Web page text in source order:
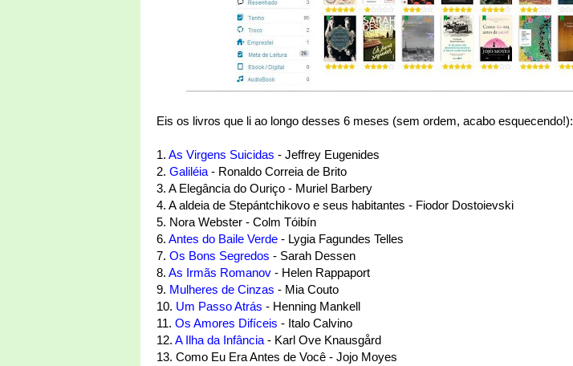
Eis os livros que li ao longo desses 6 meses (sem ordem, acabo esquecendo!):
1. As Virgens Suicidas - Jeffrey Eugenides
2. Galiléia - Ronaldo Correia de Brito
3. A Elegância do Ouriço - Muriel Barbery
4. A aldeia de Stepántchikovo e seus habitantes - Fiodor Dostoievski
5. Nora Webster - Colm Tóibín
6. Antes do Baile Verde - Lygia Fagundes Telles
7. Os Bons Segredos - Sarah Dessen
8. As Irmãs Romanov - Helen Rappaport
9. Mulheres de Cinzas - Mia Couto
10. Um Passo Atrás - Henning Mankell
11. Os Amores Difíceis - Italo Calvino
12. A Ilha da Infância - Karl Ove Knausgård
13. Como Eu Era Antes de Você - Jojo Moyes